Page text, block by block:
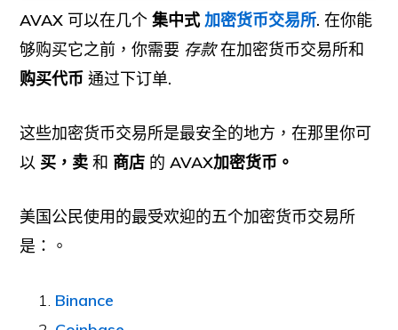
AVAX 可以在几个集中式加密货币交易所.在你能
够购买它之前，你需要 存款在加密货币交易所和
购买代币 通过下订单.
这些加密货币交易所是最安全的地方，在那里你可
以 买，卖 和 商店 的AVAX加密货币。
美国公民使用的最受欢迎的五个加密货币交易所
是：。
Binance